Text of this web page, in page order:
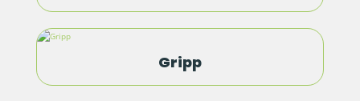
Gripp